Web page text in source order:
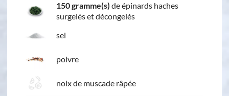
150 gramme(s) de épinards haches
surgelés et décongelés
sel
poivre
noix de muscade râpée